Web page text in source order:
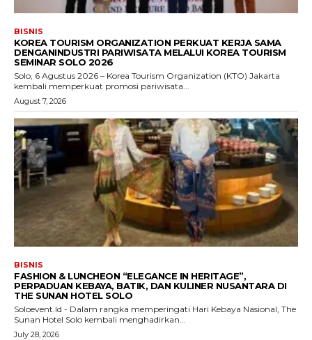
BISNIS
KOREA TOURISM ORGANIZATION PERKUAT KERJA SAMA
DENGANINDUSTRI PARIWISATA MELALUI KOREA TOURISM
SEMINAR SOLO 2026
Solo, 6 Agustus 2026 – Korea Tourism Organization (KTO) Jakarta
kembali memperkuat promosi pariwisata...
August 7, 2026
BISNIS
FASHION & LUNCHEON “ELEGANCE IN HERITAGE”,
PERPADUAN KEBAYA, BATIK, DAN KULINER NUSANTARA DI
THE SUNAN HOTEL SOLO
Soloevent.Id - Dalam rangka memperingati Hari Kebaya Nasional, The
Sunan Hotel Solo kembali menghadirkan...
July 28, 2026